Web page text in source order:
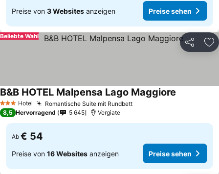
Preise von 3 Websites anzeigen Preise sehen
Teilen
Beliebte Wahl
3 SterneHotel Romantische Suite mit Rundbett
B&B HOTEL Malpensa Lago Maggiore
8,5 Hervorragend 5 645 Vergiate
Ab € 54
Preise von 16 Websites anzeigen Preise sehen